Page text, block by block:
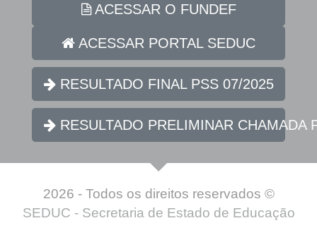
ACESSAR O FUNDEF
ACESSAR PORTAL SEDUC
RESULTADO FINAL PSS 07/2025
RESULTADO PRELIMINAR CHAMADA
2026 - Todos os direitos reservados ©
SEDUC - Secretaria de Estado de Educação